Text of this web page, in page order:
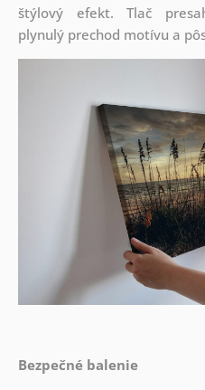
štýlový efekt. Tlač
plynulý prechod motívu a
Bezpečné balenie